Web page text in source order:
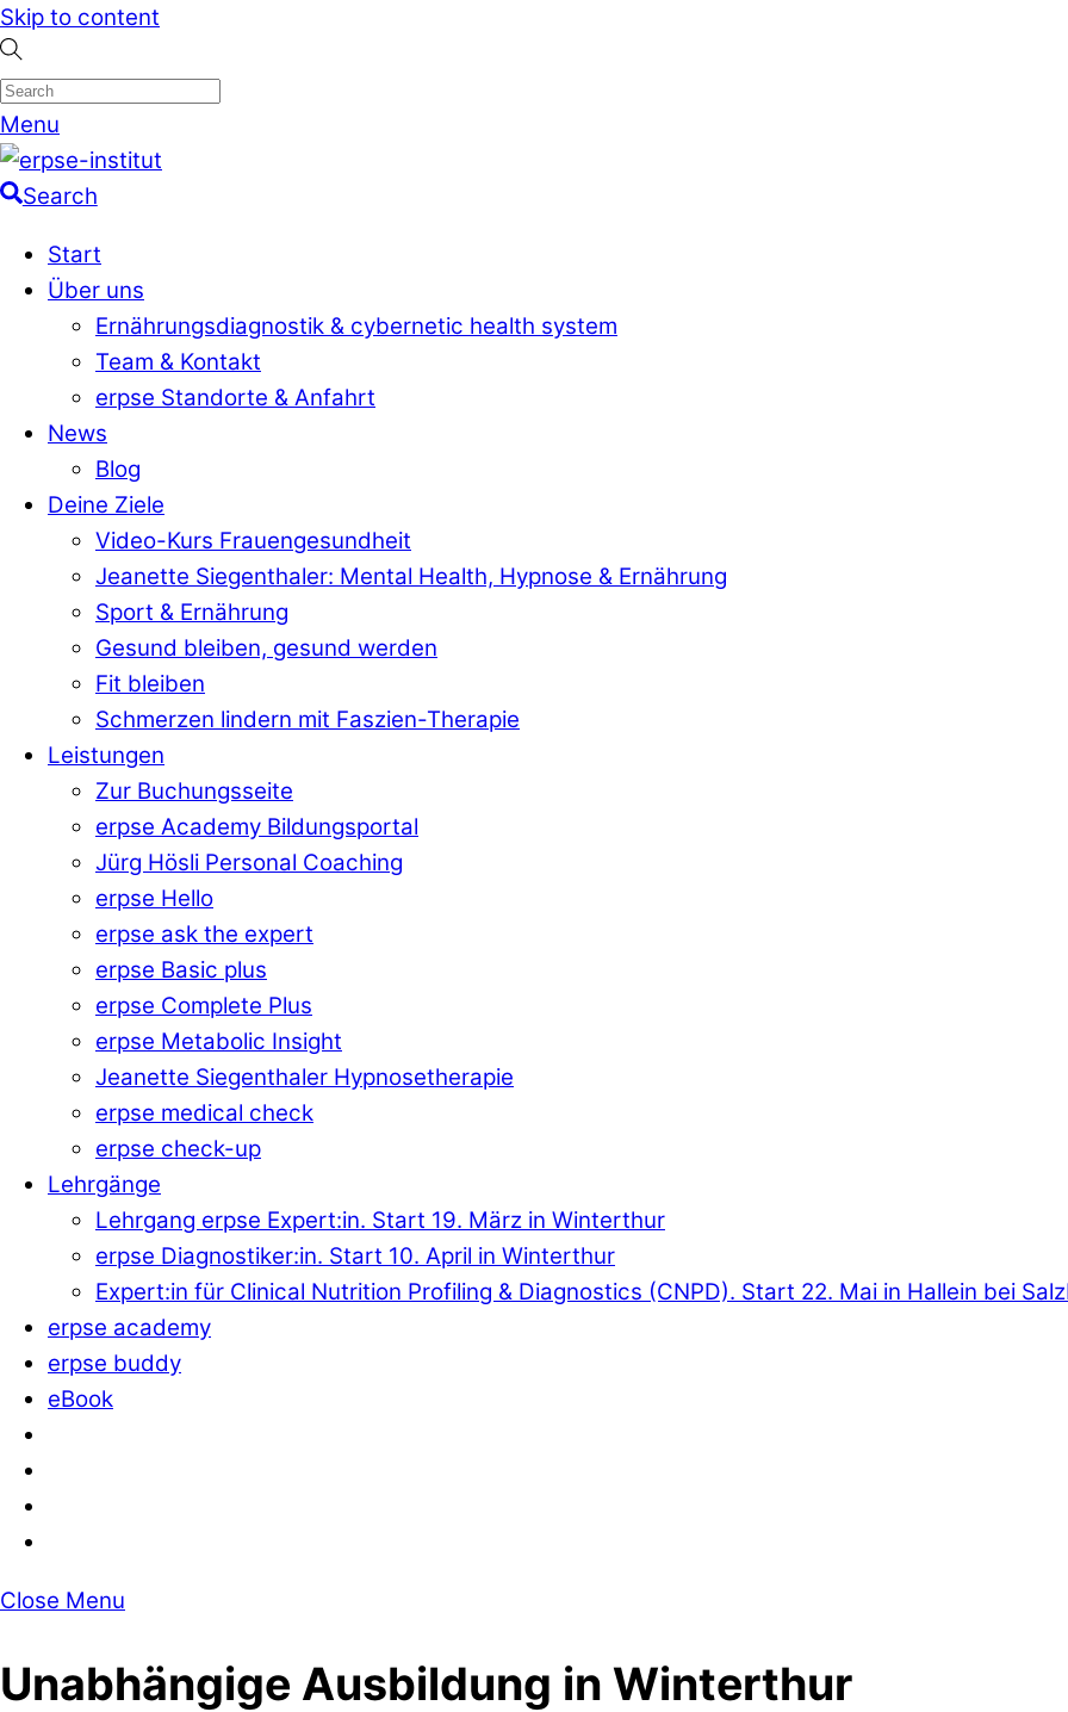
Skip to content
Menu
Search
Start
Über uns
Ernährungsdiagnostik & cybernetic health system
Team & Kontakt
erpse Standorte & Anfahrt
News
Blog
Deine Ziele
Video-Kurs Frauengesundheit
Jeanette Siegenthaler: Mental Health, Hypnose & Ernährung
Sport & Ernährung
Gesund bleiben, gesund werden
Fit bleiben
Schmerzen lindern mit Faszien-Therapie
Leistungen
Zur Buchungsseite
erpse Academy Bildungsportal
Jürg Hösli Personal Coaching
erpse Hello
erpse ask the expert
erpse Basic plus
erpse Complete Plus
erpse Metabolic Insight
Jeanette Siegenthaler Hypnosetherapie
erpse medical check
erpse check-up
Lehrgänge
Lehrgang erpse Expert:in. Start 19. März in Winterthur
erpse Diagnostiker:in. Start 10. April in Winterthur
Expert:in für Clinical Nutrition Profiling & Diagnostics (CNPD). Start 22. Mai in Hallein bei
erpse academy
erpse buddy
eBook
Close Menu
Unabhängige Ausbildung in Winterthur